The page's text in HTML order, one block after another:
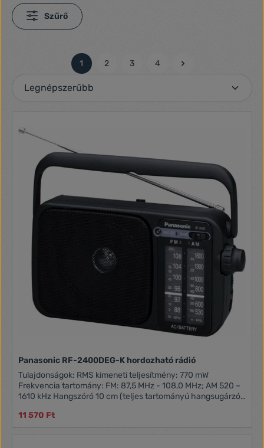
Szűrő
Oldal
1
Oldal
2
Oldal
3
Oldal
4
Panasonic RF-2400DEG-K hordozható rádió
Tulajdonságok: RMS kimeneti teljesítmény: 770 mW
Frekvencia tartomány: FM: 87,5 MHz - 108,0 MHz; AM 520 –
1610 kHz Hangszóró 10 cm (teljes tartományú hangsugárzó)
akkumulátor (4 db UM-3)
11 570 Ft